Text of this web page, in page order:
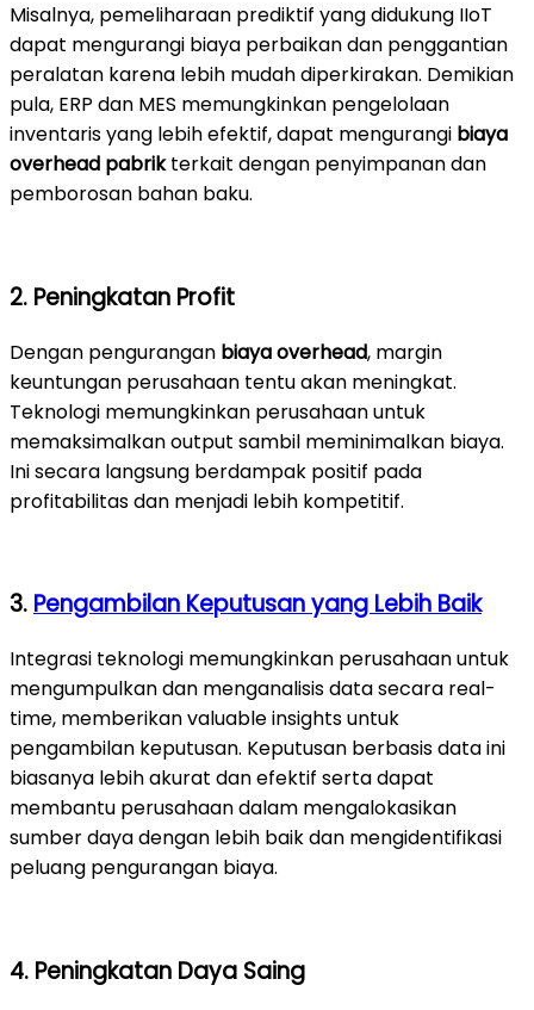
Misalnya, pemeliharaan prediktif yang didukung IIoT
dapat mengurangi biaya perbaikan dan penggantian
peralatan karena lebih mudah diperkirakan. Demikian
pula, ERP dan MES memungkinkan pengelolaan
inventaris yang lebih efektif, dapat mengurangi biaya
overhead pabrikterkait dengan penyimpanan dan
pemborosan bahan baku.
2. Peningkatan Profit
Dengan pengurangan biaya overhead, margin
keuntungan perusahaan tentu akan meningkat.
Teknologi memungkinkan perusahaan untuk
memaksimalkan output sambil meminimalkan biaya.
Ini secara langsung berdampak positif pada
profitabilitas dan menjadi lebih kompetitif.
3. Pengambilan Keputusan yang Lebih Baik
Integrasi teknologi memungkinkan perusahaan untuk
mengumpulkan dan menganalisis data secara real-
time, memberikan valuable insights untuk
pengambilan keputusan. Keputusan berbasis data ini
biasanya lebih akurat dan efektif serta dapat
membantu perusahaan dalam mengalokasikan
sumber daya dengan lebih baik dan mengidentifikasi
peluang pengurangan biaya.
4. Peningkatan Daya Saing